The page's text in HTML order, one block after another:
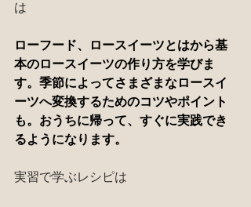
は
ローフード、ロースイーツとはから基
本のロースイーツの作り方を学びま
す。季節によってさまざまなロースイ
ーツへ変換するためのコツやポイント
も。おうちに帰って、すぐに実践でき
るようになります。
実習で学ぶレシピは